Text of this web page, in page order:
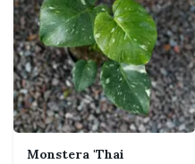
Placering i
Placera nära ett ljust
stark middagssol.
behöva stöd.
Monstera 'Thai